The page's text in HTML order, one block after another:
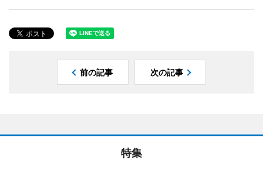
前の記事 次の記事
特集